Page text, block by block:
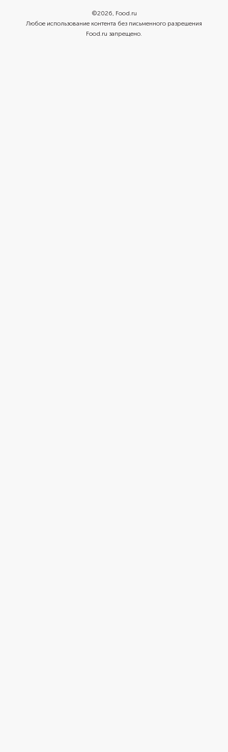
©2026, Food.ru
Любое использование контента без письменного разрешения
Food.ru запрещено.